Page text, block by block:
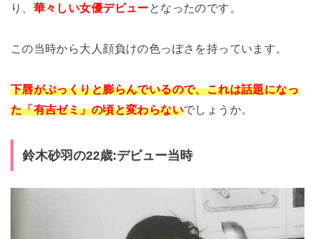
り、 華々しい女優デビューとなったのです。
この当時から大人顔負けの色っぽさを持っています。
下唇がぷっくりと膨らんでいるので、これは話題になっ
た「有吉ゼミ」の頃と変わらないでしょうか。
鈴木砂羽の22歳:デビュー当時